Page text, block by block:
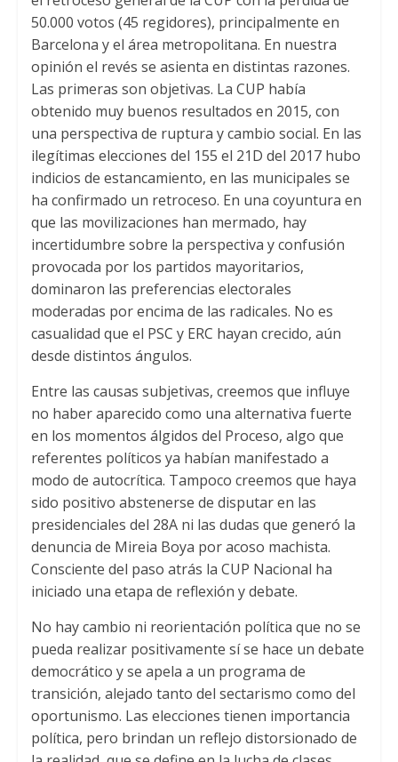
50.000 votos (45 regidores), principalmente en
Barcelona y el área metropolitana. En nuestra
opinión el revés se asienta en distintas razones.
Las primeras son objetivas. La CUP había
obtenido muy buenos resultados en 2015, con
una perspectiva de ruptura y cambio social. En las
ilegítimas elecciones del 155 el 21D del 2017 hubo
indicios de estancamiento, en las municipales se
ha confirmado un retroceso. En una coyuntura en
que las movilizaciones han mermado, hay
incertidumbre sobre la perspectiva y confusión
provocada por los partidos mayoritarios,
dominaron las preferencias electorales
moderadas por encima de las radicales. No es
casualidad que el PSC y ERC hayan crecido, aún
desde distintos ángulos.
Entre las causas subjetivas, creemos que influye
no haber aparecido como una alternativa fuerte
en los momentos álgidos del Proceso, algo que
referentes políticos ya habían manifestado a
modo de autocrítica. Tampoco creemos que haya
sido positivo abstenerse de disputar en las
presidenciales del 28A ni las dudas que generó la
denuncia de Mireia Boya por acoso machista.
Consciente del paso atrás la CUP Nacional ha
iniciado una etapa de reflexión y debate.
No hay cambio ni reorientación política que no se
pueda realizar positivamente sí se hace un debate
democrático y se apela a un programa de
transición, alejado tanto del sectarismo como del
oportunismo. Las elecciones tienen importancia
política, pero brindan un reflejo distorsionado de